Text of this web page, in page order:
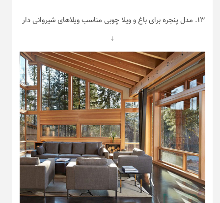
۱۳. مدل پنجره برای باغ و ویلا چوبی مناسب ویلاهای شیروانی دار
↓